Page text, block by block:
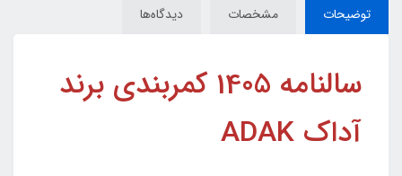
توضیحات مشخصات دیدگاه‌ها
سالنامه 1405 کمربندی برند
آداک ADAK